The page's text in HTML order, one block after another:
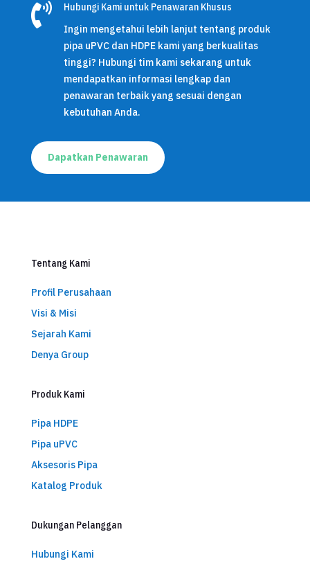

Hubungi Kami untuk Penawaran Khusus
Ingin mengetahui lebih lanjut tentang produk
pipa uPVC dan HDPE kami yang berkualitas
tinggi? Hubungi tim kami sekarang untuk
mendapatkan informasi lengkap dan
penawaran terbaik yang sesuai dengan
kebutuhan Anda.
Dapatkan Penawaran
Tentang Kami
Profil Perusahaan
Visi & Misi
Sejarah Kami
Denya Group
Produk Kami
Pipa HDPE
Pipa uPVC
Aksesoris Pipa
Katalog Produk
Dukungan Pelanggan
Hubungi Kami